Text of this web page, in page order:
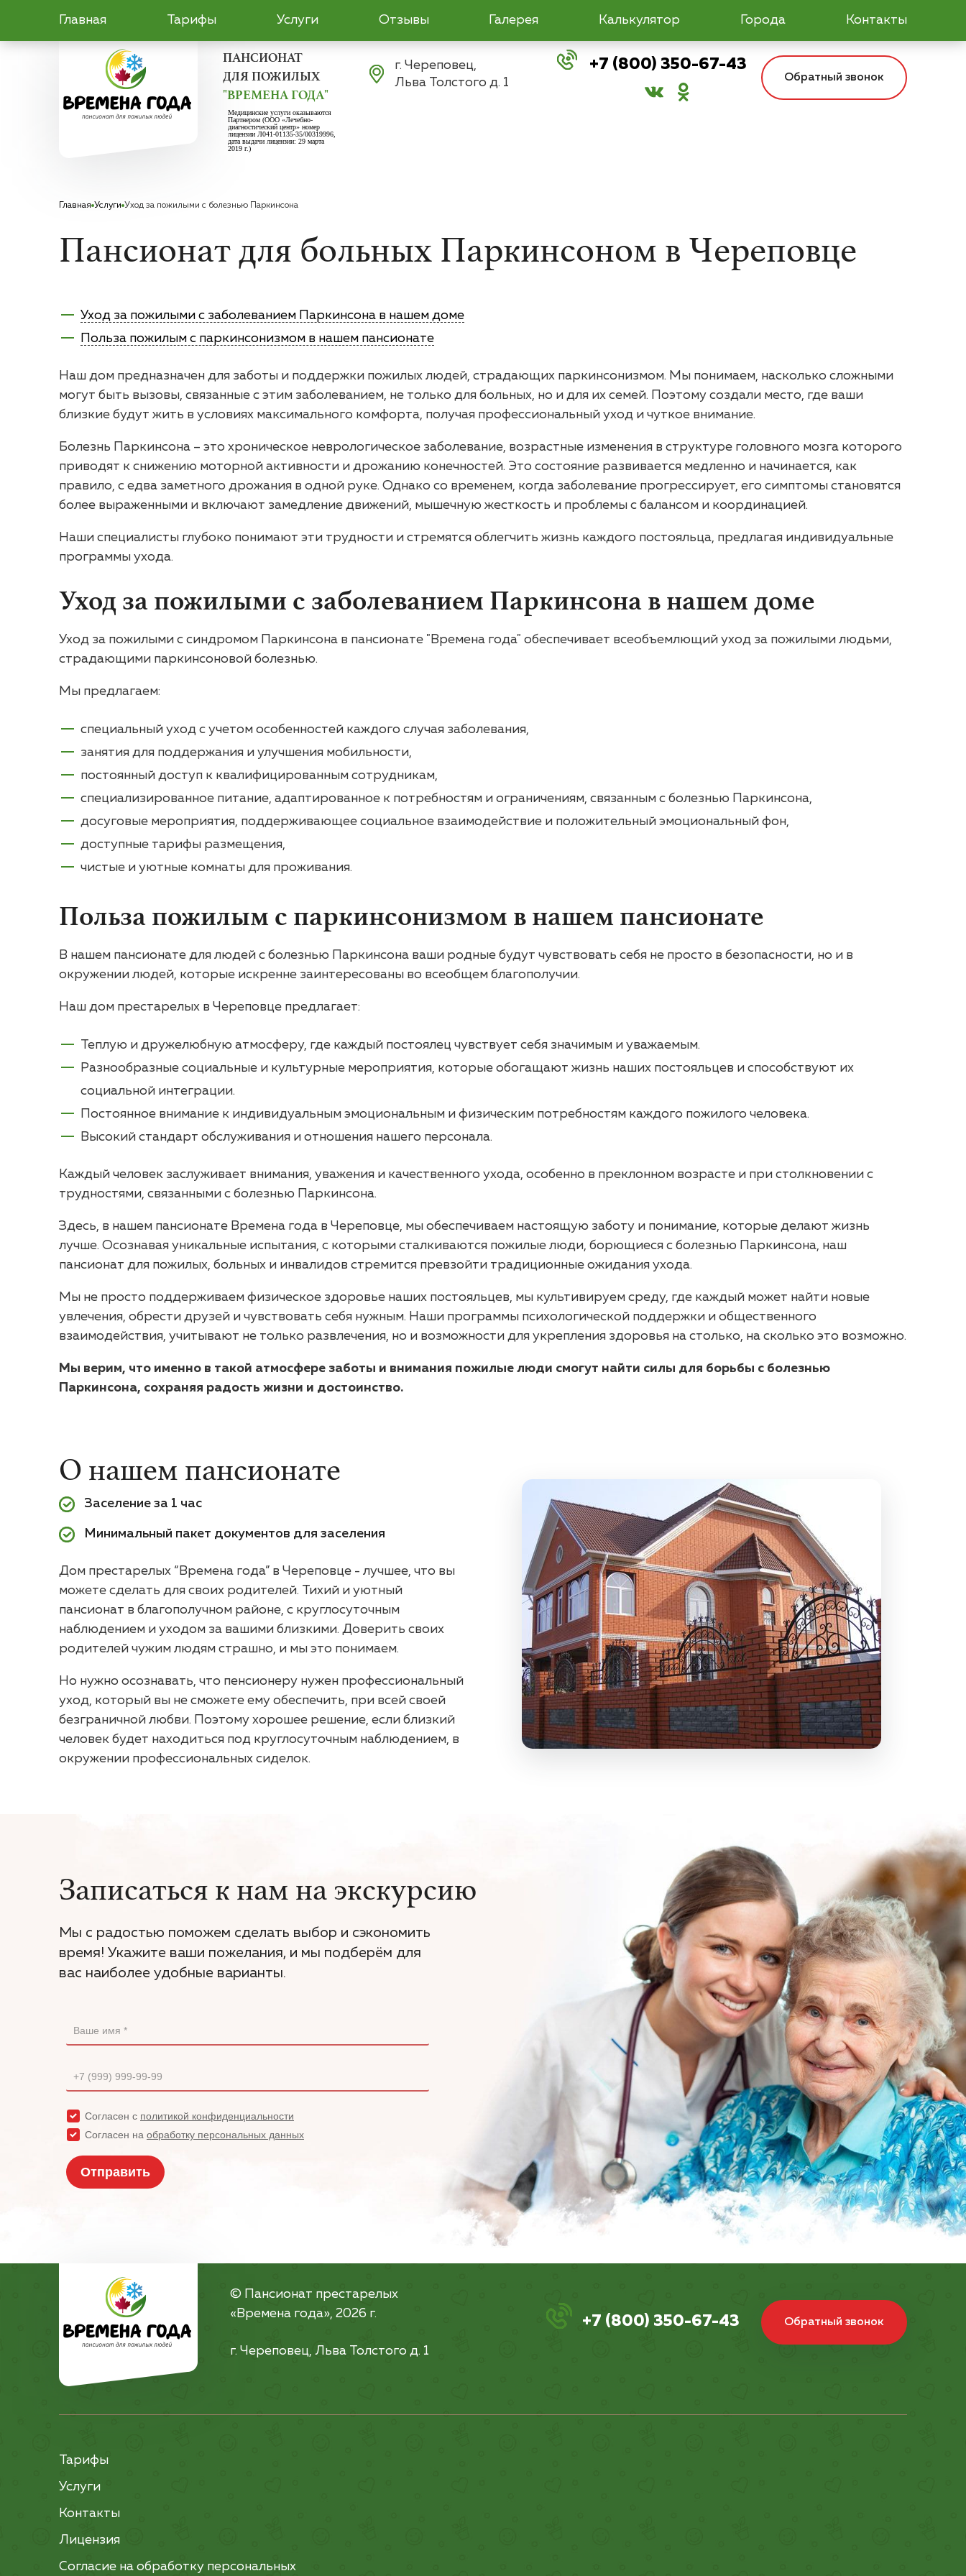
Главная Тарифы Услуги Отзывы Галерея Калькулятор Города Контакты
ПАНСИОНАТ
ДЛЯ ПОЖИЛЫХ
"ВРЕМЕНА ГОДА"
Медицинские услуги оказываются
Партнером (ООО «Лечебно-
диагностический центр» номер
лицензии Л041-01135-35/00319996,
дата выдачи лицензии: 29 марта
2019 г.)
г. Череповец,
Льва Толстого д. 1
+7 (800) 350-67-43
Обратный звонок
Главная Услуги Уход за пожилыми с болезнью Паркинсона
Пансионат для больных Паркинсоном в Череповце
Уход за пожилыми с заболеванием Паркинсона в нашем доме
Польза пожилым с паркинсонизмом в нашем пансионате
Наш дом предназначен для заботы и поддержки пожилых людей, страдающих паркинсонизмом. Мы понимаем, насколько сложными
могут быть вызовы, связанные с этим заболеванием, не только для больных, но и для их семей. Поэтому создали место, где ваши
близкие будут жить в условиях максимального комфорта, получая профессиональный уход и чуткое внимание.
Болезнь Паркинсона – это хроническое неврологическое заболевание, возрастные изменения в структуре головного мозга которого
приводят к снижению моторной активности и дрожанию конечностей. Это состояние развивается медленно и начинается, как
правило, с едва заметного дрожания в одной руке. Однако со временем, когда заболевание прогрессирует, его симптомы становятся
более выраженными и включают замедление движений, мышечную жесткость и проблемы с балансом и координацией.
Наши специалисты глубоко понимают эти трудности и стремятся облегчить жизнь каждого постояльца, предлагая индивидуальные
программы ухода.
Уход за пожилыми с заболеванием Паркинсона в нашем доме
Уход за пожилыми с синдромом Паркинсона в пансионате "Времена года" обеспечивает всеобъемлющий уход за пожилыми людьми,
страдающими паркинсоновой болезнью.
Мы предлагаем:
специальный уход с учетом особенностей каждого случая заболевания,
занятия для поддержания и улучшения мобильности,
постоянный доступ к квалифицированным сотрудникам,
специализированное питание, адаптированное к потребностям и ограничениям, связанным с болезнью Паркинсона,
досуговые мероприятия, поддерживающее социальное взаимодействие и положительный эмоциональный фон,
доступные тарифы размещения,
чистые и уютные комнаты для проживания.
Польза пожилым с паркинсонизмом в нашем пансионате
В нашем пансионате для людей с болезнью Паркинсона ваши родные будут чувствовать себя не просто в безопасности, но и в
окружении людей, которые искренне заинтересованы во всеобщем благополучии.
Наш дом престарелых в Череповце предлагает:
Теплую и дружелюбную атмосферу, где каждый постоялец чувствует себя значимым и уважаемым.
Разнообразные социальные и культурные мероприятия, которые обогащают жизнь наших постояльцев и способствуют их
социальной интеграции.
Постоянное внимание к индивидуальным эмоциональным и физическим потребностям каждого пожилого человека.
Высокий стандарт обслуживания и отношения нашего персонала.
Каждый человек заслуживает внимания, уважения и качественного ухода, особенно в преклонном возрасте и при столкновении с
трудностями, связанными с болезнью Паркинсона.
Здесь, в нашем пансионате Времена года в Череповце, мы обеспечиваем настоящую заботу и понимание, которые делают жизнь
лучше. Осознавая уникальные испытания, с которыми сталкиваются пожилые люди, борющиеся с болезнью Паркинсона, наш
пансионат для пожилых, больных и инвалидов стремится превзойти традиционные ожидания ухода.
Мы не просто поддерживаем физическое здоровье наших постояльцев, мы культивируем среду, где каждый может найти новые
увлечения, обрести друзей и чувствовать себя нужным. Наши программы психологической поддержки и общественного
взаимодействия, учитывают не только развлечения, но и возможности для укрепления здоровья на столько, на сколько это возможно.
Мы верим, что именно в такой атмосфере заботы и внимания пожилые люди смогут найти силы для борьбы с болезнью
Паркинсона, сохраняя радость жизни и достоинство.
О нашем пансионате
Заселение за 1 час
Минимальный пакет документов для заселения
Дом престарелых “Времена года” в Череповце - лучшее, что вы
можете сделать для своих родителей. Тихий и уютный
пансионат в благополучном районе, с круглосуточным
наблюдением и уходом за вашими близкими. Доверить своих
родителей чужим людям страшно, и мы это понимаем.
Но нужно осознавать, что пенсионеру нужен профессиональный
уход, который вы не сможете ему обеспечить, при всей своей
безграничной любви. Поэтому хорошее решение, если близкий
человек будет находиться под круглосуточным наблюдением, в
окружении профессиональных сиделок.
Записаться к нам на экскурсию
Мы с радостью поможем сделать выбор и сэкономить
время! Укажите ваши пожелания, и мы подберём для
вас наиболее удобные варианты.
© Пансионат престарелых
«Времена года», 2026 г.
г. Череповец, Льва Толстого д. 1
+7 (800) 350-67-43 Обратный звонок
Тарифы
Услуги
Контакты
Лицензия
Согласие на обработку персональных